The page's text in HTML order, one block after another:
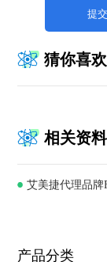
猜你喜欢
相关资料
艾美捷代理品
产品分类